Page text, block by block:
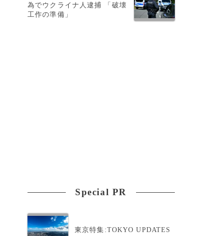
為でウクライナ人逮捕 「破壊
工作の準備」
Special PR
東京特集:TOKYO UPDATES